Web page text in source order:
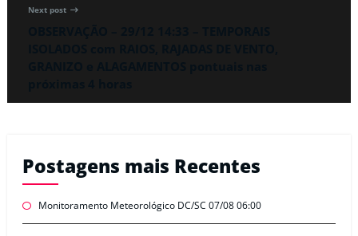
Next post
Postagens mais Recentes
Monitoramento Meteorológico DC/SC 07/08 06:00